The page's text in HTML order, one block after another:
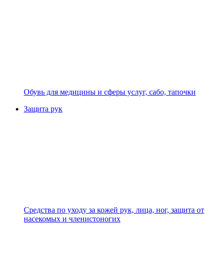
Обувь для медицины и сферы услуг, сабо, тапочки
Защита рук
Средства по уходу за кожей рук, лица, ног, защита от
насекомых и членистоногих